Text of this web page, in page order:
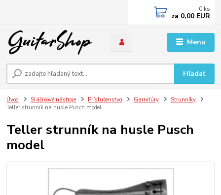
Menu
Hľadať
0 ks
za 0,00 EUR
Úvod Sláčikové nástroje Príslušenstvo Garnitúry
Strunníky
Teller strunník na husle Pusch model
Teller strunník na husle Pusch
model